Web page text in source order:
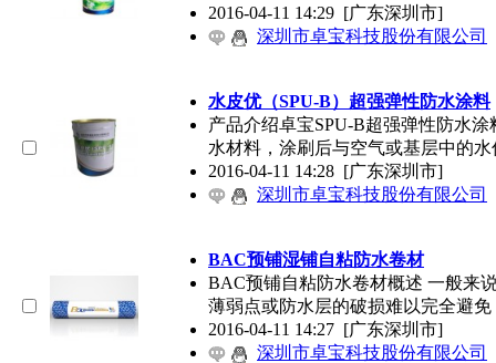
2016-04-11 14:29 [广东深圳市]
深圳市卓宝科技股份有限公司
水皮优（SPU-B）超强弹性防水涂料
产品介绍卓宝SPU-B超强弹性防水
水材料，涂刷后与空气或基层中的
2016-04-11 14:28 [广东深圳市]
深圳市卓宝科技股份有限公司
BAC预铺湿铺自粘防水卷材
BAC预铺自粘防水卷材概述 一般来
薄弱点或防水层的破损难以完全避免
2016-04-11 14:27 [广东深圳市]
深圳市卓宝科技股份有限公司